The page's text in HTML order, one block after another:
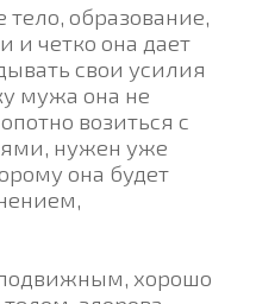
образование,
и четко она дает
свои усилия
мужа она не
возиться с
нужен уже
она будет
хорошо